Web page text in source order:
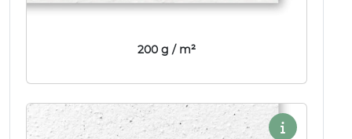
200 g / m²